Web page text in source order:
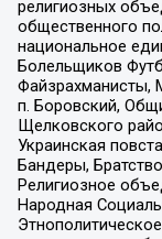
религиозных
общественного
национальное
Болельщиков
Файзрахманисты,
п. Боровский,
Щелковского
Украинская
Бандеры,
Религиозное
Народная